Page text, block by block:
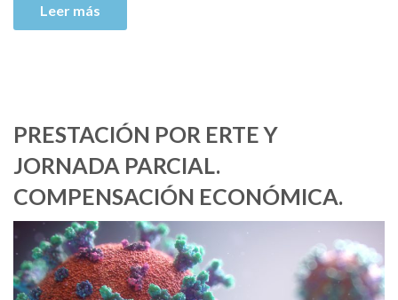
Leer más
PRESTACIÓN POR ERTE Y
JORNADA PARCIAL.
COMPENSACIÓN ECONÓMICA.